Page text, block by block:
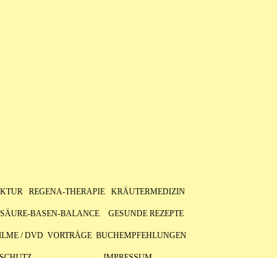
REGENA-THERAPIE KRÄUTERMEDIZIN
SÄURE-BASEN-BALANCE GESUNDE REZEPTE
/ DVD VORTRÄGE BUCHEMPFEHLUNGEN